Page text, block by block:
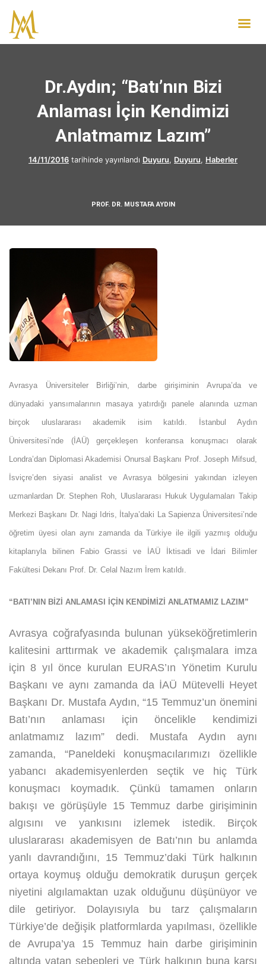
Dr.Aydın; “Batı’nın Bizi
Anlaması İçin Kendimizi
Anlatmamız Lazım”
14/11/2016 tarihinde yayınlandı Duyuru, Duyuru, Haberler
PROF. DR. MUSTAFA AYDIN
Avrasya Üniversiteler Birliği’nin, darbe girişiminin Avrupa’da ve
dünyadaki yansımalarının masaya yatırdığı panele alanında uzman
birçok uluslararası akademik isim katıldı. İstanbul Aydın
Üniversitesi’nde (İAÜ) gerçekleşen konferansa konuşmacı olarak
Londra’dan Diplomasi Akademisi Onursal Başkanı Prof. Joseph Mifsud,
İsviçre’den siyasi analist ve Avrasya bölgesini yakından izleyen
uzmanlardan Dr. Stephen Roh, Uluslararası Hukuk Uygulamaları Takip
Merkezi Başkanı Dr. Nagi Idris, İtalya’daki La Sapienza Üniversitesi’nde
öğretim üyesi olan aynı zamanda da Türkiye ile ilgili yazmış olduğu
kitaplarıyla bilinen Fabio Grassi ve İAÜ İktisadi ve İdari Bilimler
Fakültesi Dekanı Prof. Dr. Celal Nazım İrem katıldı.
“BATI’NIN BİZİ ANLAMASI İÇİN KENDİMİZİ ANLATMAMIZ LAZIM”
Avrasya coğrafyasında bulunan yükseköğretimlerin
kalitesini arttırmak ve akademik çalışmalara imza
için 8 yıl önce kurulan EURAS’ın Yönetim Kurulu
Başkanı ve aynı zamanda da İAÜ Mütevelli Heyet
Başkanı Dr. Mustafa Aydın, “15 Temmuz’un önemini
Batı’nın anlaması için öncelikle kendimizi
anlatmamız lazım” dedi. Mustafa Aydın aynı
zamanda, “Paneldeki konuşmacılarımızı özellikle
yabancı akademisyenlerden seçtik ve hiç Türk
konuşmacı koymadık. Çünkü tamamen onların
bakışı ve görüşüyle 15 Temmuz darbe girişiminin
algısını ve yankısını izlemek istedik. Birçok
uluslararası akademisyen de Batı’nın bu anlamda
yanlı davrandığını, 15 Temmuz’daki Türk halkının
ortaya koymuş olduğu demokratik duruşun gerçek
niyetini algılamaktan uzak olduğunu düşünüyor ve
dile getiriyor. Dolayısıyla bu tarz çalışmaların
Türkiye’de değişik platformlarda yapılması, özellikle
de Avrupa’ya 15 Temmuz hain darbe girişiminin
altında yatan sebepleri ve Türk halkının buna karşı